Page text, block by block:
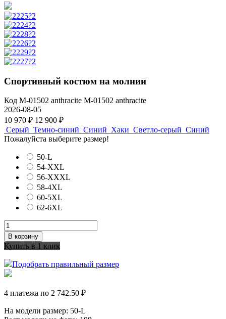
Спортивный костюм на молнии
Код M-01502 anthracite M-01502 anthracite
2026-08-05
10 970 ₽ 12 900 ₽
Серый Темно-синий Синий Хаки Светло-серый Синий
Пожалуйста выберите размер!
50-L
54-XXL
56-XXXL
58-4XL
60-5XL
62-6XL
В корзину
Купить в 1 клик
Подобрать правильный размер
4 платежа по 2 742.50 ₽
На модели размер: 50-L